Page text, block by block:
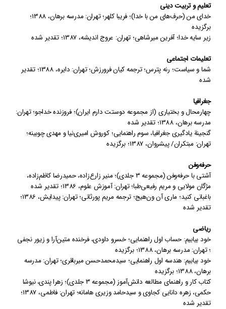
تعلیم و تربیت دینی
خدای من(حرف‌های من با خدا)؛ فریبا کلهر؛ تهران: مدرسه برهان، 1388؛
برگزیده
زیر سایه خدا؛آفرین میرشاهی؛ تهران: عروج اندیشه،1387؛ تقدیر شده
تعلیمات اجتماعی
شما و سیاست؛ رنه پترس؛ ترجمه کیان فرورزش؛ تهران: دایره،1388؛تقدیر
شده
جغرافیا
چهارمحال و بختیاری (از مجموعه دوستت‌ دارم ایران)؛فروزنده خداجو؛ تهران:
مدرسه برهان،1388؛تقدیر شده
گنجینة یادگیری جغرافیا، سوم راهنمایی؛کوروش امیری‌نیا و مهدی چوبینه؛
تهران: مبتکران/ پیشروان، 1387؛ برگزیده
حرفه‌وفن
آشتی با حرفه‌‌وفن (مجموعه 3 جلدی)
؛منیر زارع‌زاده،حمیدرضاکاظم‌زاده،
مژگان مولایی ومریم رفیعی‌طبا؛ تهران: آموزش علوم، 1386؛ تقدیر شده
باغبانی کنید؛ ماری آن ون‌هیج؛ ترجمه مریم پورثانی؛ تهران: پیدایش، 1386؛
تقدیر شده
ریاضی
خود بیابیم: حساب اول راهنمایی؛خسرو داودی، فرخنده متین‌آرا و زیور نجفی
؛ تهران: مدرسه برهان،1388؛ برگزیده
خود بیابیم: هندسه اول راهنمایی؛ سیدمحمدحسن میرباقری؛ تهران: مدرسه
برهان،1388؛ برگزیده
کتاب کار و راهنمای مطالعه دانش‌آموز (مجموعه 3 جلدی)
؛ زهرا پندی، نیوشا
حکمی، زهره دانایی کجاوی و سیدحامد وزیری هامانه؛ تهران: فاطمی، 1387؛
تقدیر شده